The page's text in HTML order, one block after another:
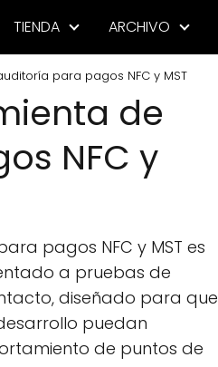
TIENDA ARCHIVO
para pagos NFC y MST
de
NFC y
pagos NFC y MST es
a pruebas de
diseñado para que
puedan
de puntos de